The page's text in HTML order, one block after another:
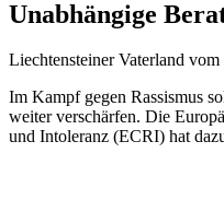
Unabhängige
Liechtensteiner Vaterland
Im Kampf gegen Rassismus
weiter verschärfen. Die
und Intoleranz (ECRI) hat